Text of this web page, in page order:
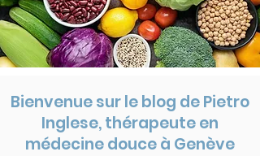
Bienvenue sur le blog de Pietro
Inglese, thérapeute en
médecine douce à Genève